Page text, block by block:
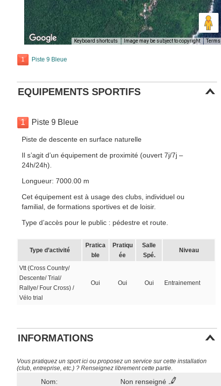
Keyboard shortcuts Image may be subject to copyright Terms
1 Piste 9 Bleue
EQUIPEMENTS SPORTIFS
1 Piste 9 Bleue
Piste de descente en surface naturelle
Il s’agit d’un équipement de proximité (ouvert 7j/7j –
24h/24h).
Longueur: 7000.00 m
Cet équipement est à usage des clubs, individuel ou
familial, de formations sportives et de loisir.
Type d’accès pour le public : pédestre et route.
Type d’activité
Pratica
ble
Pratiqu
ée
Salle
Spé.
Niveau
Vtt (Cross Country/
Descente/ Trial/
Rallye/ Four Cross) /
Vélo trial
Oui Oui Oui Entrainement
INFORMATIONS
Vous pratiquez un sport ici ou proposez un service sur cette installation
(club, entreprise, etc.) ? Renseignez librement cette partie.
Nom: Non renseigné